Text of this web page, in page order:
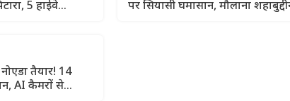
5 हाईवे
पर सियासी घमासान, मौलाना
तैयार! 14
AI कैमरों से